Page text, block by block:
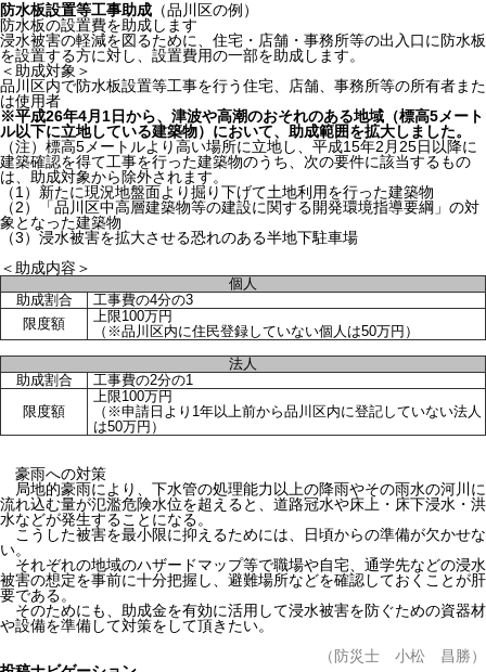
防水板設置等工事助成 （品川区の例）
防水板の設置費を助成します
浸水被害の軽減を図るために、住宅・店舗・事務所等の出入口に防水板
を設置する方に対し、設置費用の一部を助成します。
＜助成対象＞
品川区内で防水板設置等工事を行う住宅、店舗、事務所等の所有者また
は使用者
※平成26年4月1日から、津波や高潮のおそれのある地域（標高5メート
ル以下に立地している建築物）において、助成範囲を拡大しました。
（注）標高5メートルより高い場所に立地し、平成15年2月25日以降に
建築確認を得て工事を行った建築物のうち、次の要件に該当するもの
は、助成対象から除外されます。
（1）新たに現況地盤面より掘り下げて土地利用を行った建築物
（2）「品川区中高層建築物等の建設に関する開発環境指導要綱」の対
象となった建築物
（3）浸水被害を拡大させる恐れのある半地下駐車場
＜助成内容＞
個人
助成割合
工事費の4分の3
限度額
上限100万円
（※品川区内に住民登録していない個人は50万円）
法人
助成割合
工事費の2分の1
限度額
上限100万円
（※申請日より1年以上前から品川区内に登記していない法人
は50万円）
豪雨への対策
局地的豪雨により、下水管の処理能力以上の降雨やその雨水の河川に
流れ込む量が氾濫危険水位を超えると、道路冠水や床上・床下浸水・洪
水などが発生することになる。
こうした被害を最小限に抑えるためには、日頃からの準備が欠かせな
い。
それぞれの地域のハザードマップ等で職場や自宅、通学先などの浸水
被害の想定を事前に十分把握し、避難場所などを確認しておくことが肝
要である。
そのためにも、助成金を有効に活用して浸水被害を防ぐための資器材
や設備を準備して対策をして頂きたい。
（防災士 小松 昌勝）